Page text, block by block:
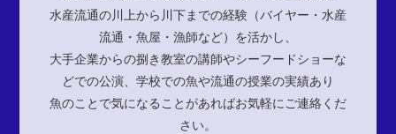
水産流通の川上から川下までの経験（バイヤー・水産
流通・魚屋・漁師など）を活かし、
大手企業からの捌き教室の講師やシーフードショーな
どでの公演、学校での魚や流通の授業の実績あり
魚のことで気になることがあればお気軽にご連絡くだ
さい。